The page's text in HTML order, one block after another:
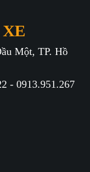
Một, TP. Hồ
- 0913.951.267